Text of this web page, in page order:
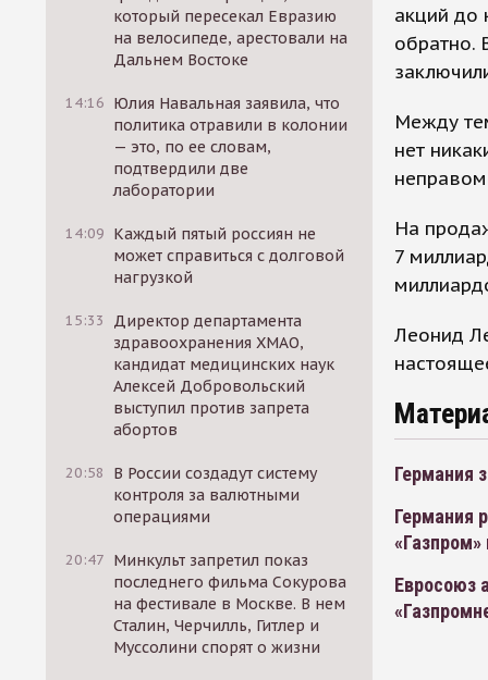
который пересекал Евразию
на велосипеде, арестовали на
Дальнем Востоке
14:16 Юлия Навальная заявила, что
политика отравили в колонии
— это, по ее словам,
подтвердили две
лаборатории
14:09 Каждый пятый россиян не
может справиться с долговой
нагрузкой
15:33
Директор департамента
здравоохранения ХМАО,
кандидат медицинских наук
Алексей Добровольский
выступил против запрета
абортов
20:58
В России создадут систему
контроля за валютными
операциями
20:47 Минкульт запретил показ
последнего фильма Сокурова
на фестивале в Москве. В нем
Сталин, Черчилль, Гитлер и
Муссолини спорят о жизни
акций до
обратно.
Между
нет
На
7
Леонид
Германия
Германия
«Газпром»
Евросоюз